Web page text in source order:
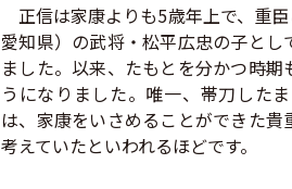
正信は家康よりも5歳年上で、重
愛知県）の武将・松平広忠の子と
ました。以来、たもとを分かつ時
うになりました。唯一、帯刀した
は、家康をいさめることができた
考えていたといわれるほどです。